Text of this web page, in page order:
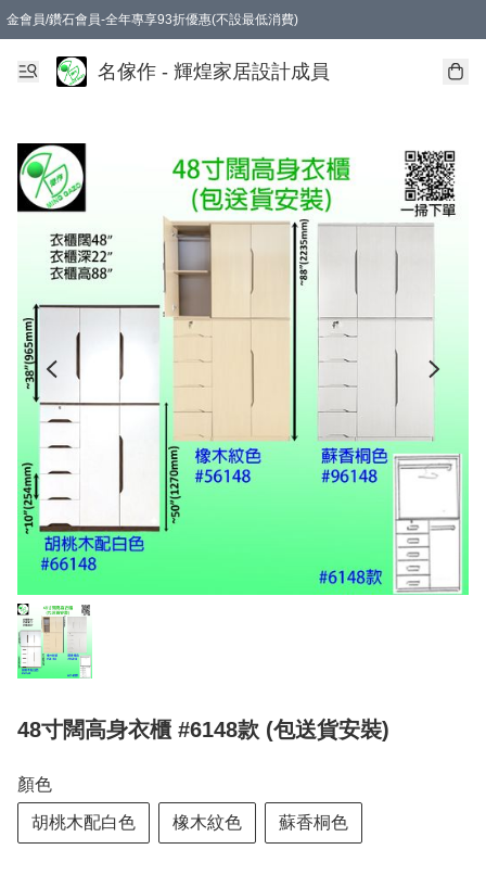
金會員/鑽石會員-全年專享93折優惠(不設最低消費)
名傢作 - 輝煌家居設計成員
48寸闊高身衣櫃 #6148款 (包送貨安裝)
顏色
胡桃木配白色 橡木紋色 蘇香桐色